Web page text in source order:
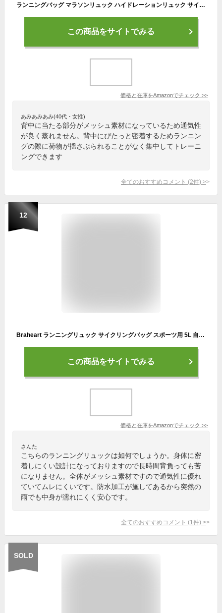
ランニングバッグ マラソンリュック ハイドレーションリュック サイクリングリュック 登山 ジョギング トレイルランニング 自転車バックパック サイクリングリュック 軽量 防水 豊かなポケット リュック アウトドア ジョギング スポーツバッグ 反射ストラップ付 メンズ レディース
この商品をサイトでみる
価格と在庫をAmazonでチェック >>
あみあみあみ(40代・女性)
背中に当たる部分がメッシュ素材になっているため通気性
が良く蒸れません。背中にぴたっと密着するためランニン
グの際に荷物が揺さぶられることがなく集中してトレーニ
ングできます
全てのおすすめコメント (2件) >
12
Braheart ランニングリュック サイクリングバッグ スポーツ用 5L 自転車リュックサック ウォーターバッグ バックパック アウトドア 撥水加工 軽量 オシャレ 反射テープ付き 通気 自転車 サイクリング 旅行 登山 ジョギング ハイキング (オレンジ)
この商品をサイトでみる
価格と在庫をAmazonでチェック >>
さんた
こちらのランニングリュックは如何でしょうか。身体に密
着しにくい設計になっておりますので長時間背負っても苦
になりません。全体がメッシュ素材ですので通気性に優れ
ていてムレにくいです。防水加工が施してあるから突然の
雨でも中身が濡れにくく安心です。
全てのおすすめコメント (1 件) >
SOLD